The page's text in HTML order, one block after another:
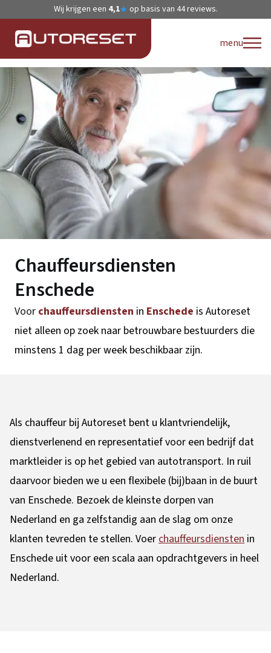
Wij krijgen een 4,1★ op basis van 44reviews.
menu
Chauffeursdiensten
Enschede
Voor chauffeursdiensten in Enschede is Autoreset
niet alleen op zoek naar betrouwbare bestuurders die
minstens 1 dag per week beschikbaar zijn.
Als chauffeur bij Autoreset bent u klantvriendelijk,
dienstverlenend en representatief voor een bedrijf dat
marktleider is op het gebied van autotransport. In ruil
daarvoor bieden we u een flexibele (bij)baan in de buurt
van Enschede. Bezoek de kleinste dorpen van
Nederland en ga zelfstandig aan de slag om onze
klanten tevreden te stellen. Voerchauffeursdiensten in
Enschede uit voor een scala aan opdrachtgevers in heel
Nederland.